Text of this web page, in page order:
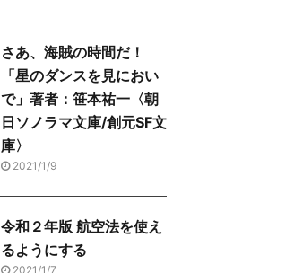
さあ、海賊の時間だ！
「星のダンスを見におい
で」著者：笹本祐一〈朝
日ソノラマ文庫/創元SF文
庫〉
2021/1/9
令和２年版 航空法を使え
るようにする
2021/1/7